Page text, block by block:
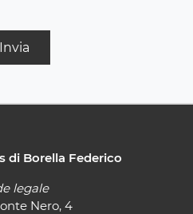
Invia
di Borella Federico
legale
Nero, 4